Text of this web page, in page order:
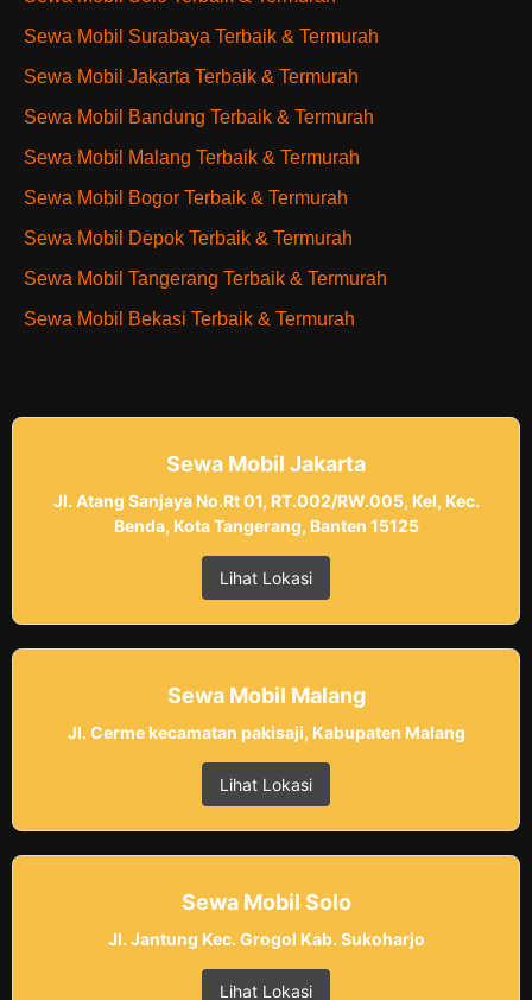
Sewa Mobil Surabaya Terbaik & Termurah
Sewa Mobil Jakarta Terbaik & Termurah
Sewa Mobil Bandung Terbaik & Termurah
Sewa Mobil Malang Terbaik & Termurah
Sewa Mobil Bogor Terbaik & Termurah
Sewa Mobil Depok Terbaik & Termurah
Sewa Mobil Tangerang Terbaik & Termurah
Sewa Mobil Bekasi Terbaik & Termurah
Sewa Mobil Jakarta
Jl. Atang Sanjaya No.Rt 01, RT.002/RW.005, Kel, Kec.
Benda, Kota Tangerang, Banten 15125
Lihat Lokasi
Sewa Mobil Malang
Jl. Cerme kecamatan pakisaji, Kabupaten Malang
Lihat Lokasi
Sewa Mobil Solo
Jl. Jantung Kec. Grogol Kab. Sukoharjo
Lihat Lokasi